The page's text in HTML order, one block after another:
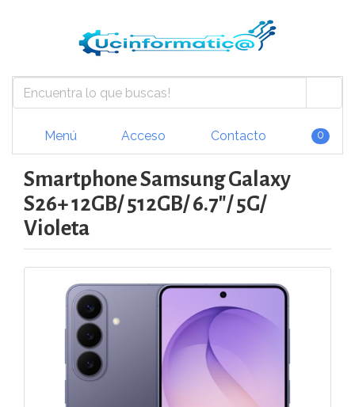
Menú Acceso Contacto 0
Smartphone Samsung Galaxy
S26+ 12GB/ 512GB/ 6.7"/ 5G/
Violeta